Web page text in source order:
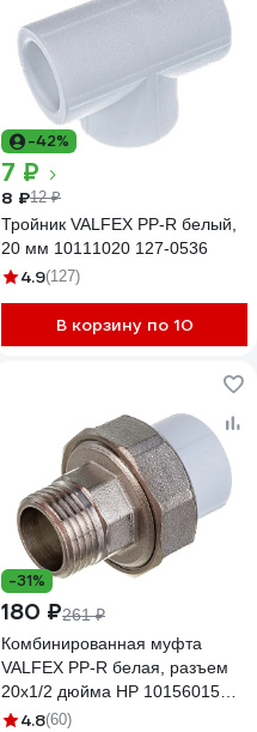
-42%
7 ₽
8 ₽12 ₽
Тройник VALFEX PP-R белый,
20 мм 10111020 127-0536
4.9(127)
В корзину по 10
-31%
180 ₽261 ₽
Комбинированная муфта
VALFEX PP-R белая, разъем
20х1/2 дюйма НР 10156015
127-0220
4.8(60)